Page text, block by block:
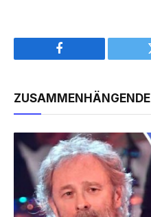
Facebook
ZUSAMMENHÄNGENDE